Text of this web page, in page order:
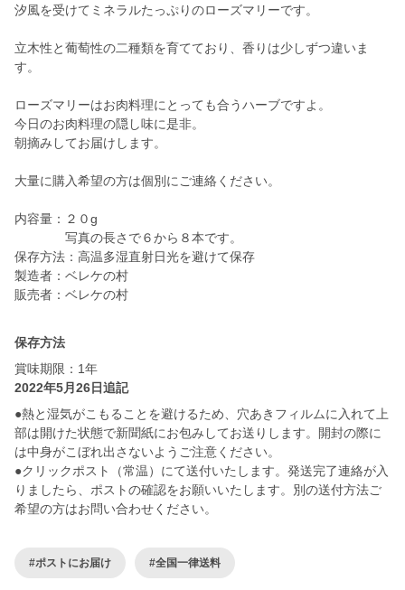
汐風を受けてミネラルたっぷりのローズマリーです。
立木性と葡萄性の二種類を育てており、香りは少しずつ違いま
す。
ローズマリーはお肉料理にとっても合うハーブですよ。
今日のお肉料理の隠し味に是非。
朝摘みしてお届けします。
大量に購入希望の方は個別にご連絡ください。
内容量：２０g
写真の長さで６から８本です。
保存方法：高温多湿直射日光を避けて保存
製造者：ベレケの村
販売者：ベレケの村
保存方法
賞味期限：1年
2022年5月26日追記
●熱と湿気がこもることを避けるため、穴あきフィルムに入れて上
部は開けた状態で新聞紙にお包みしてお送りします。開封の際に
は中身がこぼれ出さないようご注意ください。
●クリックポスト（常温）にて送付いたします。発送完了連絡が入
りましたら、ポストの確認をお願いいたします。別の送付方法ご
希望の方はお問い合わせください。
#ポストにお届け #全国一律送料